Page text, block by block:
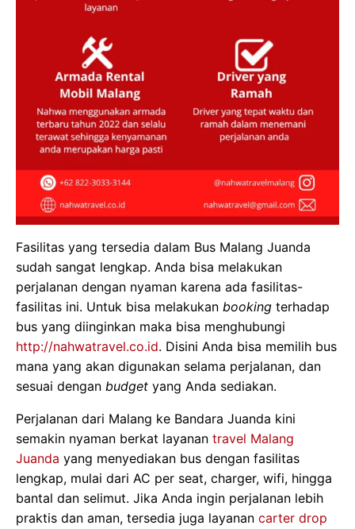
Fasilitas yang tersedia dalam Bus Malang Juanda
sudah sangat lengkap. Anda bisa melakukan
perjalanan dengan nyaman karena ada fasilitas-
fasilitas ini. Untuk bisa melakukan booking terhadap
bus yang diinginkan maka bisa menghubungi
http://nahwatravel.co.id. Disini Anda bisa memilih bus
mana yang akan digunakan selama perjalanan, dan
sesuai dengan budget yang Anda sediakan.
Perjalanan dari Malang ke Bandara Juanda kini
semakin nyaman berkat layanan travel Malang
Juanda yang menyediakan bus dengan fasilitas
lengkap, mulai dari AC per seat, charger, wifi, hingga
bantal dan selimut. Jika Anda ingin perjalanan lebih
praktis dan aman, tersedia juga layanan carter drop